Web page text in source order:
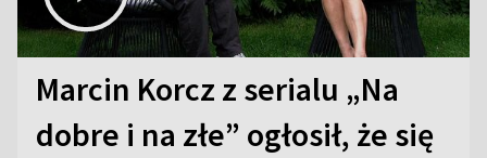
Marcin Korcz z serialu „Na
dobre i na złe” ogłosił, że się